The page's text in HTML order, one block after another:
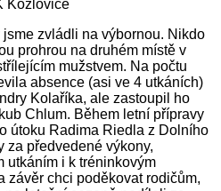
Kozlovice
zvládli na výbornou. Nikdo
prohrou na druhém místě v
mužstvem. Na počtu
absence (asi ve 4 utkáních)
Kolaříka, ale zastoupil ho
Chlum. Během letní přípravy
útoku Radima Riedla z Dolního
za předvedené výkony,
utkáním i k tréninkovým
závěr chci poděkovat rodičům,